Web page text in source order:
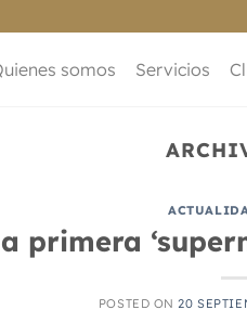
somos Servicios
primera
POSTED ON20